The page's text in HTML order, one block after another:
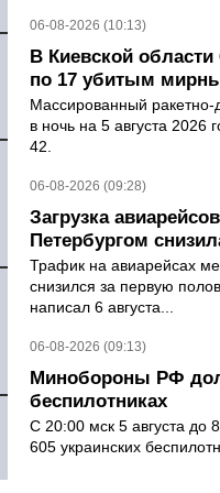
06-08-2026 (10:13)
В Киевской
по 17 убитым
Массированный ракетно-
в ночь на 5 августа 2026
42.
06-08-2026 (09:28)
Загрузка
Петербургом
Трафик на авиарейсах
снизился за первую
написал 6 августа...
06-08-2026 (09:13)
Минобороны РФ
беспилотниках
С 20:00 мск 5 августа до
605 украинских